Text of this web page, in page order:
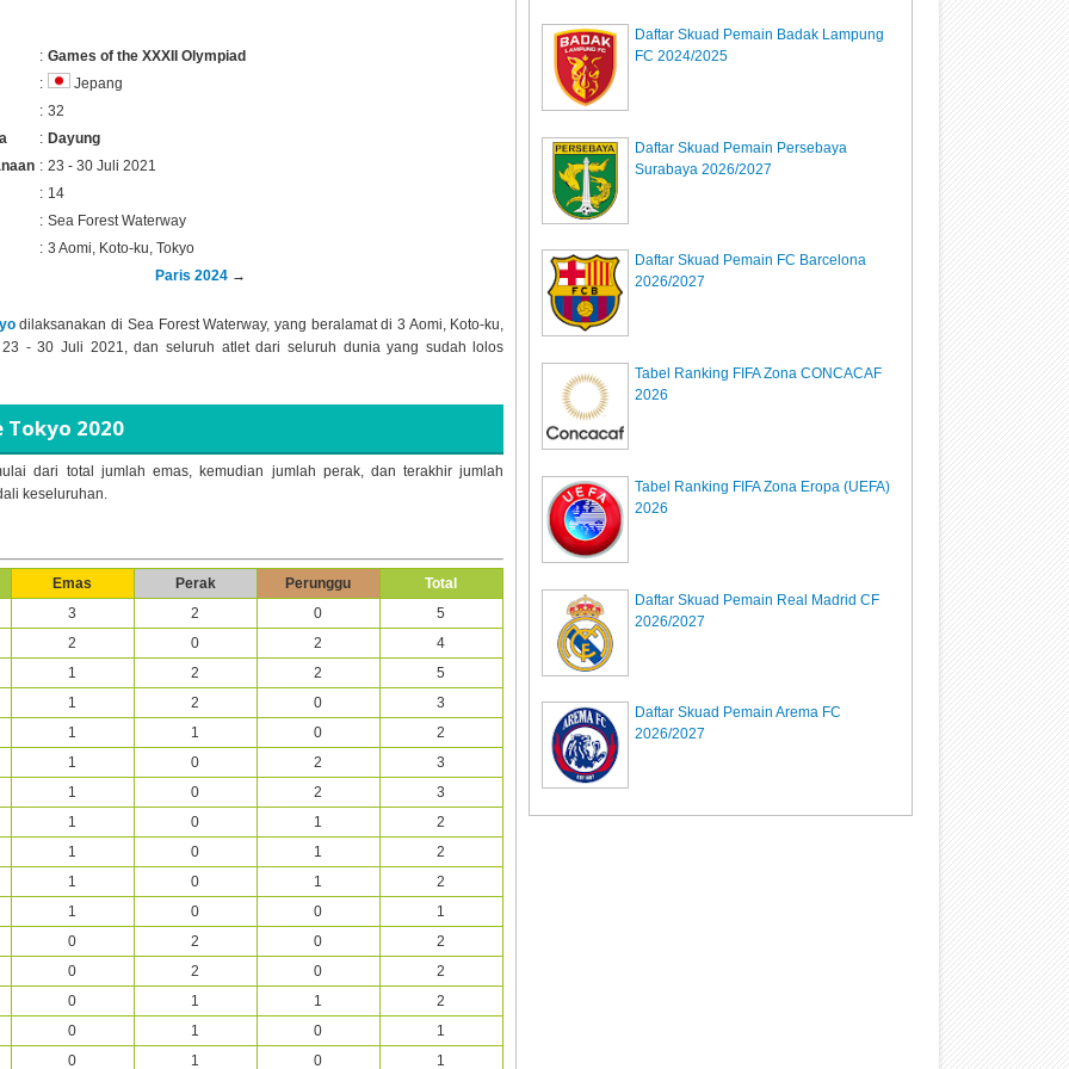
: Games of the XXXII Olympiad
:
Jepang
: 32
: Dayung
: 23 - 30 Juli 2021
: 14
: Sea Forest Waterway
: 3 Aomi, Koto-ku, Tokyo
Paris 2024→
dilaksanakan di Sea Forest Waterway, yang beralamat di 3 Aomi, Koto-ku,
- 30 Juli 2021, dan seluruh atlet dari seluruh dunia yang sudah lolos
Tokyo 2020
dari total jumlah emas, kemudian jumlah perak, dan terakhir jumlah
keseluruhan.
Emas Perak Perunggu
Total
3
2 0
5
2
0 2
4
1
2 2
5
1
2 0
3
1
1 0
2
1
0 2
3
1
0 2
3
1
0 1
2
1
0 1
2
1
0 1
2
1
0 0
1
0
2 0
2
0
2 0
2
0
1 1
2
0
1 0
1
0
1 0 1
Daftar Skuad Pemain Badak Lampung
FC 2024/2025
Daftar Skuad Pemain Persebaya
Surabaya 2026/2027
Daftar Skuad Pemain FC Barcelona
2026/2027
Tabel Ranking FIFA Zona CONCACAF
2026
Tabel Ranking FIFA Zona Eropa (UEFA)
2026
Daftar Skuad Pemain Real Madrid CF
2026/2027
Daftar Skuad Pemain Arema FC
2026/2027